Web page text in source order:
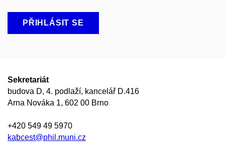
PŘIHLÁSIT SE
Sekretariát
budova D, 4. podlaží, kancelář D.416
Arna Nováka 1, 602 00 Brno
+420 549 49 5970
kabcest@phil.muni.cz